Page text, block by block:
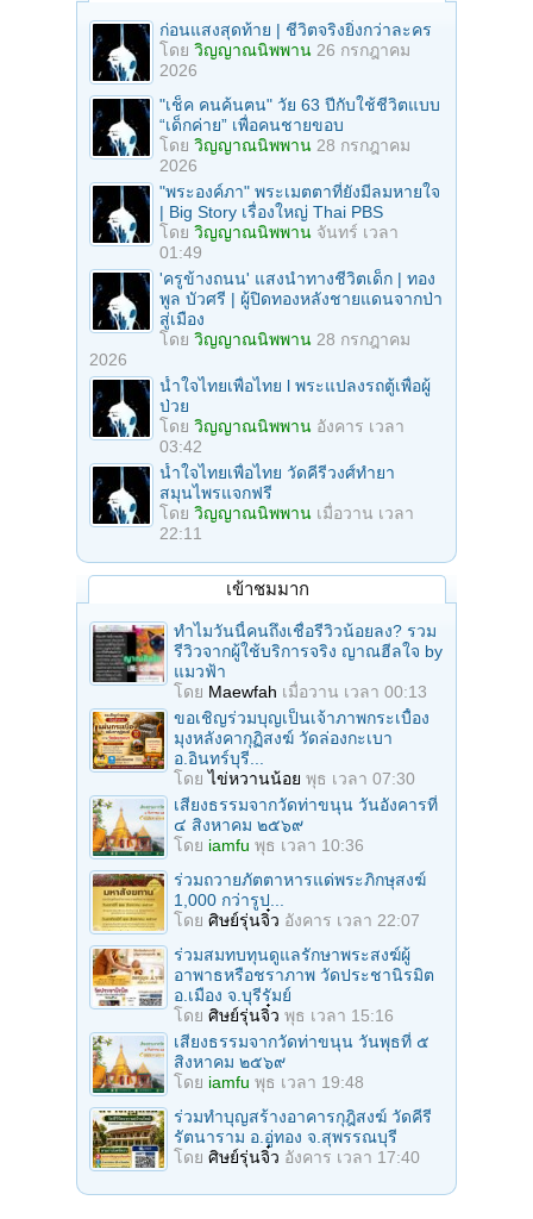
ก่อนแสงสุดท้าย | ชีวิตจริงยิ่งกว่าละคร
โดย วิญญาณนิพพาน 26 กรกฎาคม
2026
"เช็ค คนค้นฅน" วัย 63 ปีกับใช้ชีวิตแบบ
“เด็กค่าย” เพื่อคนชายขอบ
โดย วิญญาณนิพพาน 28 กรกฎาคม
2026
"พระองค์ภา" พระเมตตาที่ยังมีลมหายใจ
| Big Story เรื่องใหญ่ Thai PBS
โดย วิญญาณนิพพาน จันทร์ เวลา
01:49
'ครูข้างถนน' แสงนำทางชีวิตเด็ก | ทอง
พูล บัวศรี | ผู้ปิดทองหลังชายแดนจากป่า
สู่เมือง
โดย วิญญาณนิพพาน 28 กรกฎาคม
2026
น้ำใจไทยเพื่อไทย l พระแปลงรถตู้เพื่อผู้
ป่วย
โดย วิญญาณนิพพาน อังคาร เวลา
03:42
น้ำใจไทยเพื่อไทย วัดคีรีวงศ์ทำยา
สมุนไพรแจกฟรี
โดย วิญญาณนิพพาน เมื่อวาน เวลา
22:11
เข้าชมมาก
ทำไมวันนี้คนถึงเชื่อรีวิวน้อยลง? รวม
รีวิวจากผู้ใช้บริการจริง ญาณฮีลใจ by
แมวฟ้า
โดย Maewfah เมื่อวาน เวลา 00:13
ขอเชิญร่วมบุญเป็นเจ้าภาพกระเบื้อง
มุงหลังคากุฏิสงฆ์ วัดล่องกะเบา
อ.อินทร์บุรี...
โดยไข่หวานน้อย พุธ เวลา 07:30
เสียงธรรมจากวัดท่าขนุน วันอังคารที่
๔ สิงหาคม ๒๕๖๙
โดย iamfu พุธ เวลา 10:36
ร่วมถวายภัตตาหารแด่พระภิกษุสงฆ์
1,000 กว่ารูป...
โดย ศิษย์รุ่นจิ๋ว อังคาร เวลา 22:07
ร่วมสมทบทุนดูแลรักษาพระสงฆ์ผู้
อาพาธหรือชราภาพ วัดประชานิรมิต
อ.เมือง จ.บุรีรัมย์
โดย ศิษย์รุ่นจิ๋ว พุธ เวลา 15:16
เสียงธรรมจากวัดท่าขนุน วันพุธที่ ๕
สิงหาคม ๒๕๖๙
โดย iamfu พุธ เวลา 19:48
ร่วมทำบุญสร้างอาคารกุฎิสงฆ์ วัดคีรี
รัตนาราม อ.อู่ทอง จ.สุพรรณบุรี
โดย ศิษย์รุ่นจิ๋ว อังคาร เวลา 17:40